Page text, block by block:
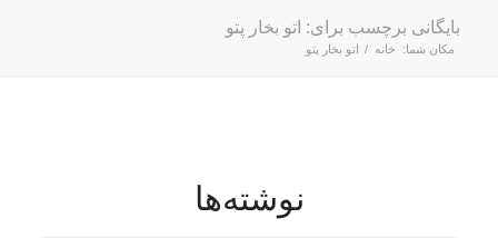
بایگانی برچسب برای: اتو بخار پتو
مکان شما: خانه / اتو بخار پتو
نوشته‌ها